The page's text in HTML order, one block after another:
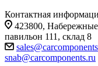
Контактная
423800,
павильон 111, склад 8
snab@carcomponents.ru